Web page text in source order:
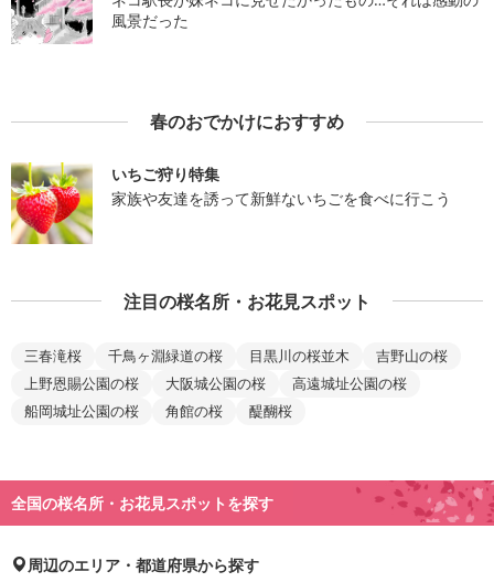
風景だった
春のおでかけにおすすめ
いちご狩り特集
家族や友達を誘って新鮮ないちごを食べに行こう
注目の桜名所・お花見スポット
三春滝桜 千鳥ヶ淵緑道の桜 目黒川の桜並木
吉野山の桜
上野恩賜公園の桜
大阪城公園の桜
高遠城址公園の桜
船岡城址公園の桜
角館の桜 醍醐桜
全国の桜名所・お花見スポットを探す
周辺のエリア・都道府県から探す